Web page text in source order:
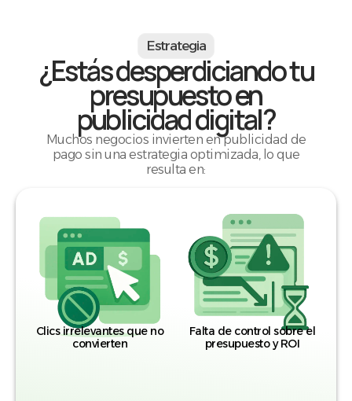
Estrategia
¿Estás desperdiciando tu
presupuesto en
publicidad digital?
Muchos negocios invierten en publicidad de
pago sin una estrategia optimizada, lo que
resulta en:
Clics irrelevantes que no
convierten
Falta de control sobre el
presupuesto y ROI